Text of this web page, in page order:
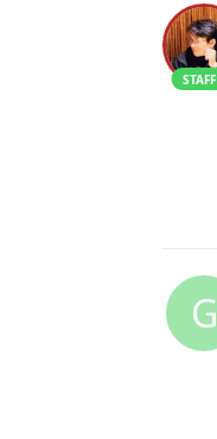
STAFF
G